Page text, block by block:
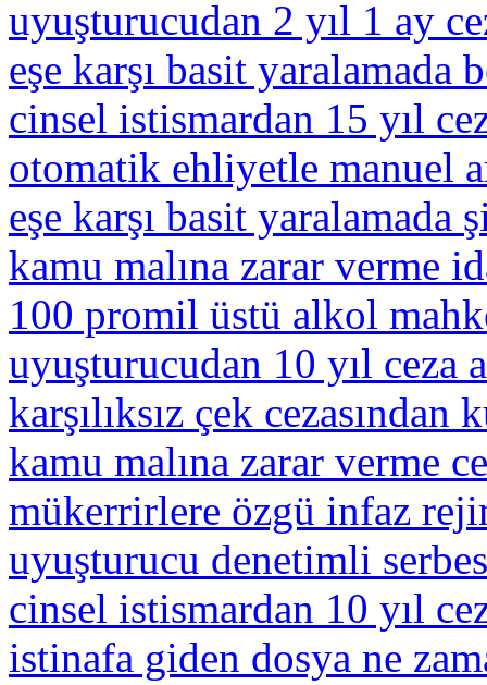
uyuşturucudan 2 yıl 1 ay
eşe karşı basit yaralamada
cinsel istismardan 15 yıl
otomatik ehliyetle manuel
eşe karşı basit yaralamada
kamu malına zarar verme
100 promil üstü alkol
uyuşturucudan 10 yıl ceza
karşılıksız çek
kamu malına zarar verme
mükerrirlere özgü infaz
uyuşturucu denetimli
cinsel istismardan 10 yıl
istinafa giden dosya ne